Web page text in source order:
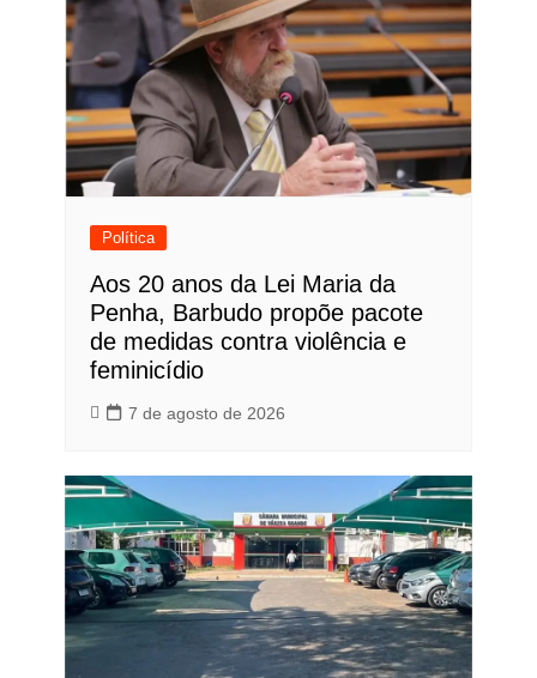
Política
Aos 20 anos da Lei Maria da
Penha, Barbudo propõe pacote
de medidas contra violência e
feminicídio
7 de agosto de 2026